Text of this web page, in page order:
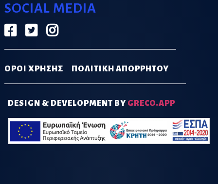
SOCIAL MEDIA
ΟΡΟΙ ΧΡΗΣΗΣ ΠΟΛΙΤΙΚΗ ΑΠΟΡΡΗΤΟΥ
DESIGN & DEVELOPMENT BY GRECO.APP